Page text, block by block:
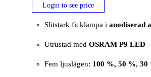
Login to see price
Slitstark ficklampa i anodiserad
Utrustad med OSRAM P9 LED
Fem ljuslägen: 100 %, 50 %, 30